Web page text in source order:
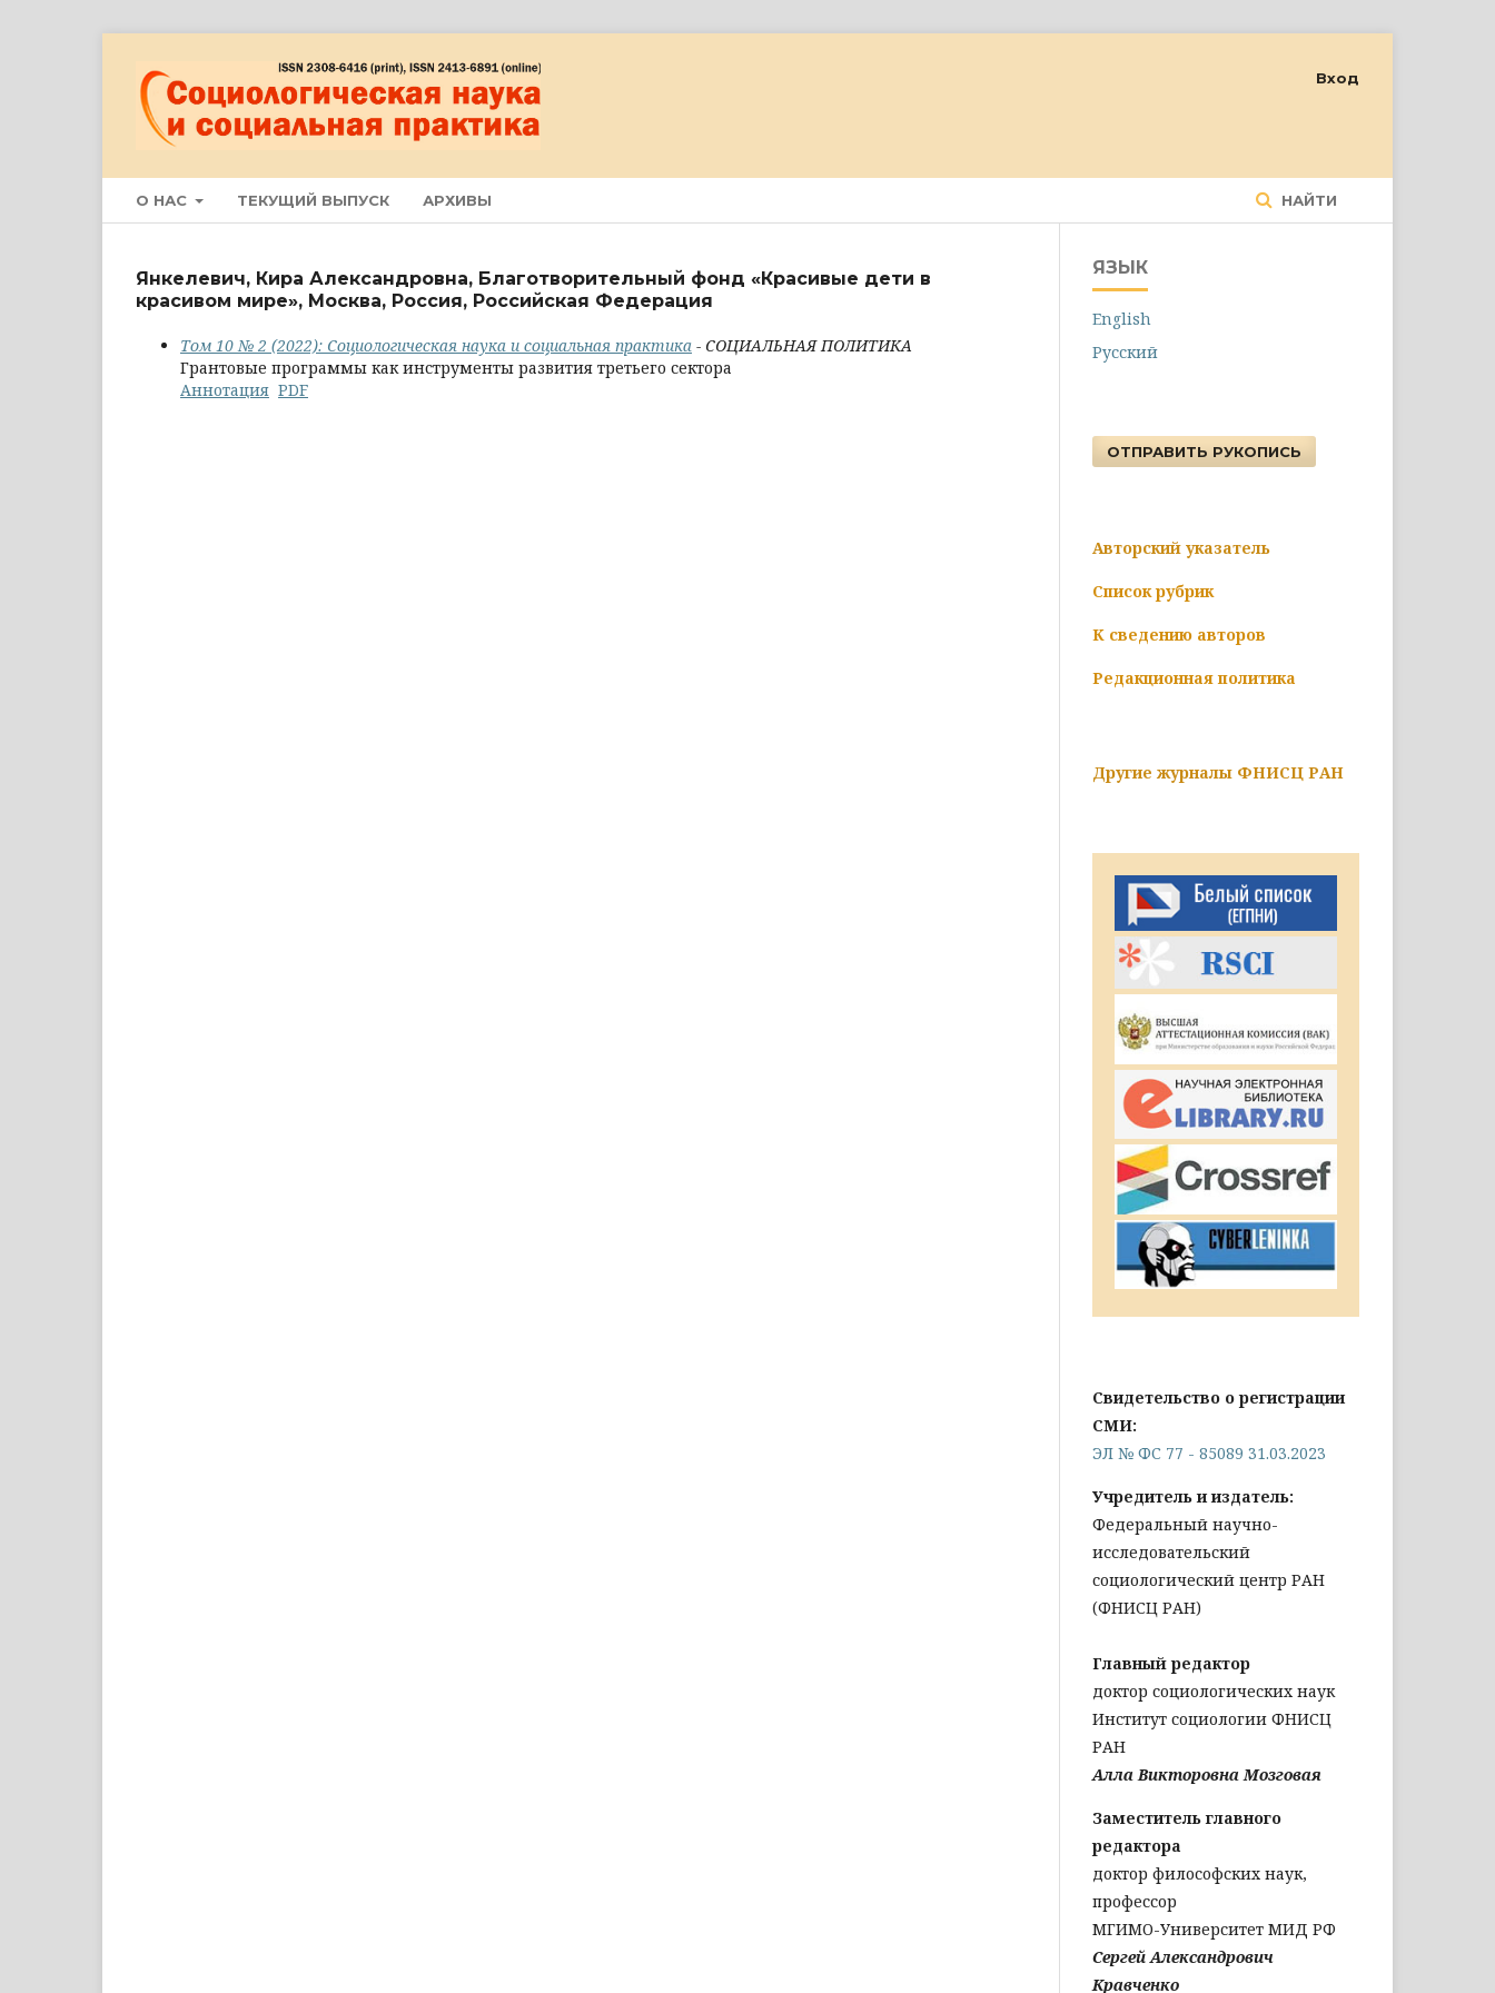
О НАС ТЕКУЩИЙ ВЫПУСК АРХИВЫ НАЙТИ
Вход
Янкелевич, Кира Александровна, Благотворительный фонд «Красивые дети в
красивом мире», Москва, Россия, Российская Федерация
Том 10 № 2 (2022): Социологическая наука и социальная практика - СОЦИАЛЬНАЯ ПОЛИТИКА
Грантовые программы как инструменты развития третьего сектора
Аннотация PDF
ЯЗЫК
English
Русский
ОТПРАВИТЬ РУКОПИСЬ
Авторский указатель
Список рубрик
К сведению авторов
Редакционная политика
Другие журналы ФНИСЦ РАН
Свидетельство о регистрации
СМИ:
ЭЛ № ФС 77 - 85089 31.03.2023
Учредитель и издатель:
Федеральный научно-
исследовательский
социологический центр РАН
(ФНИСЦ РАН)
Главный редактор
доктор социологических наук
Институт социологии ФНИСЦ
РАН
Алла Викторовна Мозговая
Заместитель главного
редактора
доктор философских наук,
профессор
МГИМО-Университет МИД РФ
Сергей Александрович
Кравченко